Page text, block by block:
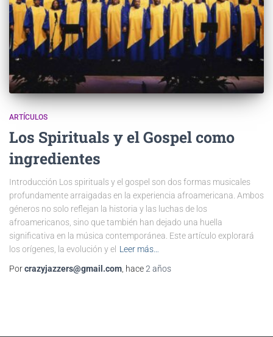
ARTÍCULOS
Los Spirituals y el Gospel como
ingredientes
Introducción Los spirituals y el gospel son dos formas musicales
profundamente arraigadas en la experiencia afroamericana. Ambos
géneros no solo reflejan la historia y las luchas de los
afroamericanos, sino que también han dejado una huella
significativa en la música contemporánea. Este artículo explorará
los orígenes, la evolución y el Leer más…
Porcrazyjazzers@gmail.com , hace2 años